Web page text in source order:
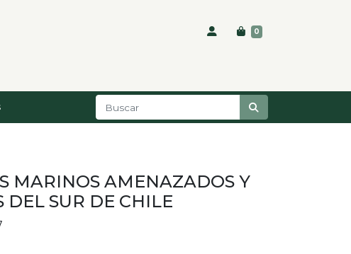
0
MARINOS AMENAZADOS Y
DEL SUR DE CHILE